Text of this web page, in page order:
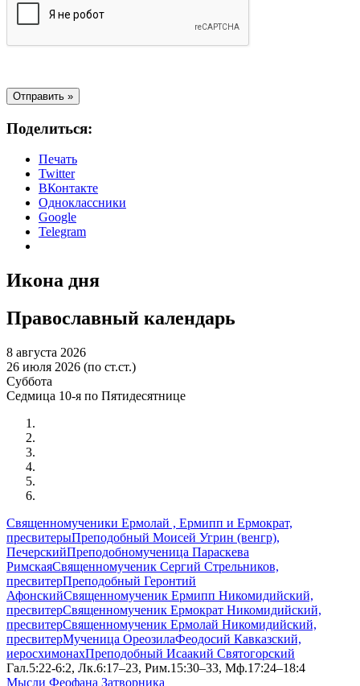
Поделиться:
Печать
Twitter
ВКонтакте
Одноклассники
Google
Telegram
Икона дня
Православный календарь
8 августа 2026
26 июля 2026 (по ст.ст.)
Суббота
Седмица 10-я по Пятидесятнице
Священномученики Ермолай , Ермипп и Ермократ,
пресвитерыПреподобный Моисей Угрин (венгр),
ПечерскийПреподобномученица Параскева
РимскаяСвященномученик Сергий Стрельников,
пресвитерПреподобный Геронтий
АфонскийСвященномученик Ермипп Никомидийский,
пресвитерСвященномученик Ермократ Никомидийский,
пресвитерСвященномученик Ермолай Никомидийский,
пресвитерМученица ОреозилаФеодосий Кавказский,
иеросхимонахПреподобный Исаакий Святогорский
Гал.5:22-6:2, Лк.6:17–23, Рим.15:30–33, Мф.17:24–18:4
Мысли Феофана Затворника